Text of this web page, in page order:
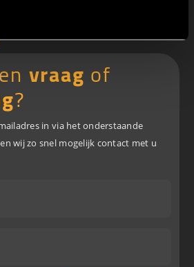
vraagof
?
in via het onderstaande
wij zo snel mogelijk contact met u